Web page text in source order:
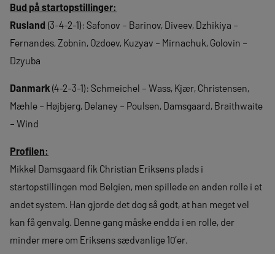
Bud på startopstillinger:
Rusland (3-4-2-1): Safonov – Barinov, Diveev, Dzhikiya –
Fernandes, Zobnin, Ozdoev, Kuzyav – Mirnachuk, Golovin –
Dzyuba
Danmark (4-2-3-1): Schmeichel – Wass, Kjær, Christensen,
Mæhle – Højbjerg, Delaney – Poulsen, Damsgaard, Braithwaite
– Wind
Profilen:
Mikkel Damsgaard fik Christian Eriksens plads i
startopstillingen mod Belgien, men spillede en anden rolle i et
andet system. Han gjorde det dog så godt, at han meget vel
kan få genvalg. Denne gang måske endda i en rolle, der
minder mere om Eriksens sædvanlige 10’er.